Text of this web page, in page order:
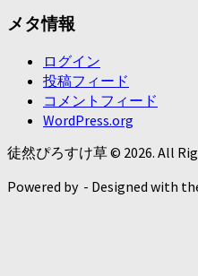
メタ情報
ログイン
投稿フィード
コメントフィード
WordPress.org
徒然ぴろすけ草 © 2026. All
Powered by - Designed with